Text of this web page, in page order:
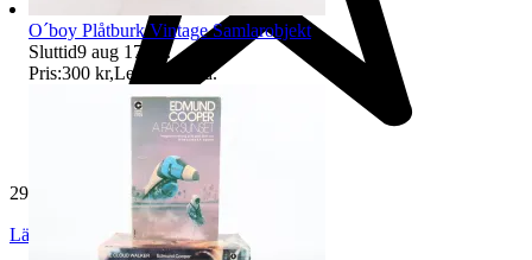
29 141 omdömen
Läs omdömen Följ
O´boy Plåtburk Vintage Samlarobjekt
Sluttid9 aug 17:17
.
Pris:300 kr,Ledande bud.